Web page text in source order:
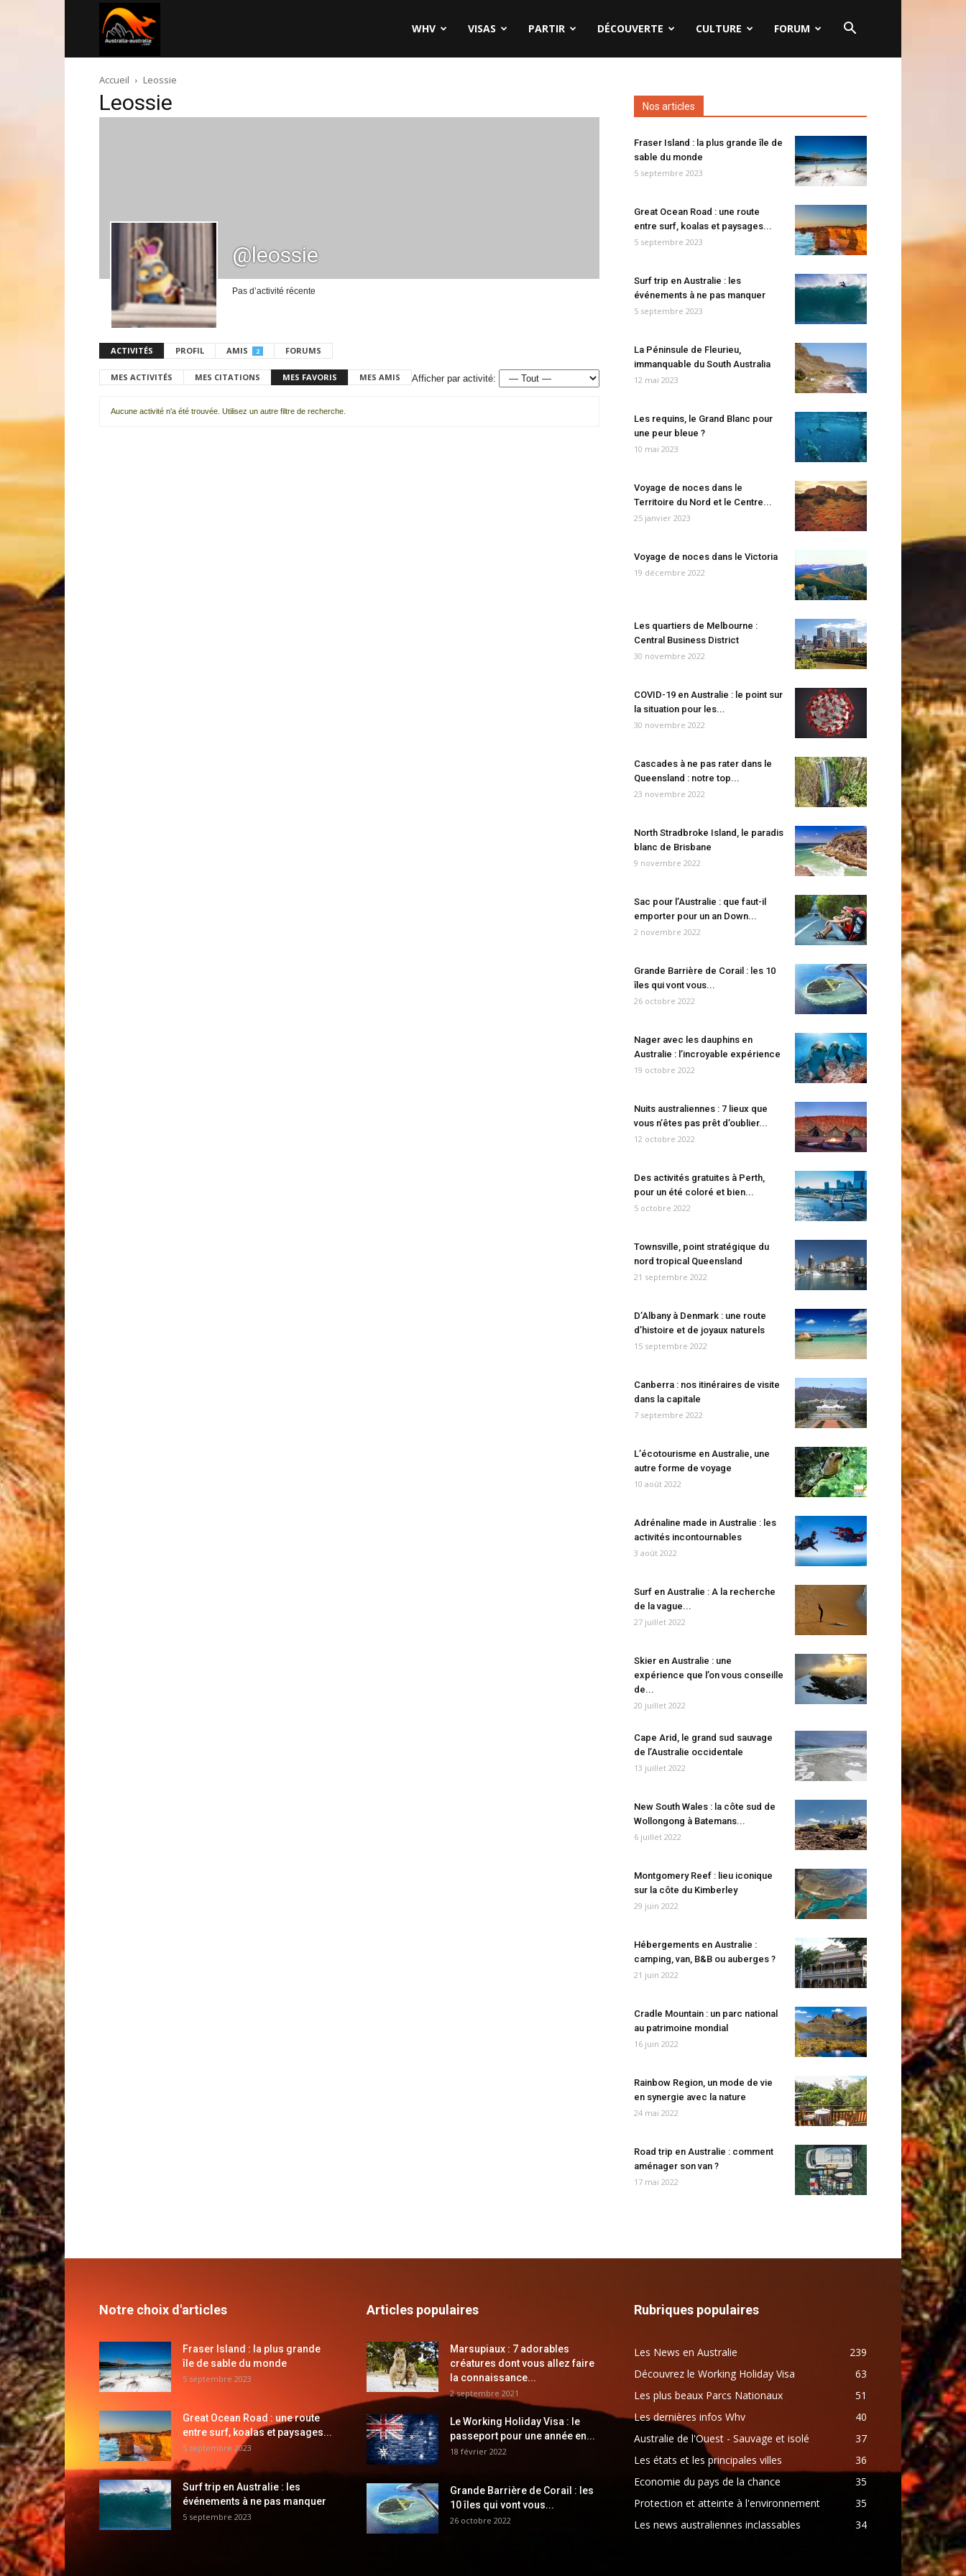
australie.com
WHV VISAS PARTIR DÉCOUVERTE CULTURE FORUM
Accueil Leossie
Leossie
@leossie
Pas d’activité récente
ACTIVITÉS PROFIL AMIS 2 FORUMS
MES ACTIVITÉS MES CITATIONS MES FAVORIS MES AMIS Afficher par activité:
Aucune activité n'a été trouvée. Utilisez un autre filtre de recherche.
Nos articles
Fraser Island : la plus grande île de
sable du monde
5 septembre 2023
Great Ocean Road : une route
entre surf, koalas et paysages...
5 septembre 2023
Surf trip en Australie : les
événements à ne pas manquer
5 septembre 2023
La Péninsule de Fleurieu,
immanquable du South Australia
12 mai 2023
Les requins, le Grand Blanc pour
une peur bleue ?
10 mai 2023
Voyage de noces dans le
Territoire du Nord et le Centre...
25 janvier 2023
Voyage de noces dans le Victoria
19 décembre 2022
Les quartiers de Melbourne :
Central Business District
30 novembre 2022
COVID-19 en Australie : le point sur
la situation pour les...
30 novembre 2022
Cascades à ne pas rater dans le
Queensland : notre top...
23 novembre 2022
North Stradbroke Island, le paradis
blanc de Brisbane
9 novembre 2022
Sac pour l’Australie : que faut-il
emporter pour un an Down...
2 novembre 2022
Grande Barrière de Corail : les 10
îles qui vont vous...
26 octobre 2022
Nager avec les dauphins en
Australie : l’incroyable expérience
19 octobre 2022
Nuits australiennes : 7 lieux que
vous n’êtes pas prêt d’oublier...
12 octobre 2022
Des activités gratuites à Perth,
pour un été coloré et bien...
5 octobre 2022
Townsville, point stratégique du
nord tropical Queensland
21 septembre 2022
D’Albany à Denmark : une route
d’histoire et de joyaux naturels
15 septembre 2022
Canberra : nos itinéraires de visite
dans la capitale
7 septembre 2022
L’écotourisme en Australie, une
autre forme de voyage
10 août 2022
Adrénaline made in Australie : les
activités incontournables
3 août 2022
Surf en Australie : A la recherche
de la vague...
27 juillet 2022
Skier en Australie : une
expérience que l’on vous conseille
de...
20 juillet 2022
Cape Arid, le grand sud sauvage
de l’Australie occidentale
13 juillet 2022
New South Wales : la côte sud de
Wollongong à Batemans...
6 juillet 2022
Montgomery Reef : lieu iconique
sur la côte du Kimberley
29 juin 2022
Hébergements en Australie :
camping, van, B&B ou auberges ?
21 juin 2022
Cradle Mountain : un parc national
au patrimoine mondial
16 juin 2022
Rainbow Region, un mode de vie
en synergie avec la nature
24 mai 2022
Road trip en Australie : comment
aménager son van ?
17 mai 2022
Notre choix d'articles
Fraser Island : la plus grande
île de sable du monde
5 septembre 2023
Great Ocean Road : une route
entre surf, koalas et paysages...
5 septembre 2023
Surf trip en Australie : les
événements à ne pas manquer
5 septembre 2023
Articles populaires
Marsupiaux : 7 adorables
créatures dont vous allez faire
la connaissance...
2 septembre 2021
Le Working Holiday Visa : le
passeport pour une année en...
18 février 2022
Grande Barrière de Corail : les
10 îles qui vont vous...
26 octobre 2022
Rubriques populaires
Les News en Australie
239
Découvrez le Working Holiday Visa
63
Les plus beaux Parcs Nationaux
51
Les dernières infos Whv
40
Australie de l'Ouest - Sauvage et isolé
37
Les états et les principales villes
36
Economie du pays de la chance
35
Protection et atteinte à l'environnement
35
Les news australiennes inclassables
34